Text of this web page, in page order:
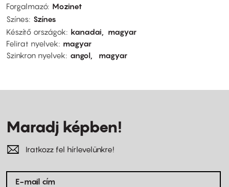
Forgalmazó Mozinet
Színes Színes
Készítő országok
kanadai
magyar
Felirat nyelvek
magyar
Szinkron nyelvek
angol magyar
Maradj képben!
Iratkozz fel hírlevelünkre!